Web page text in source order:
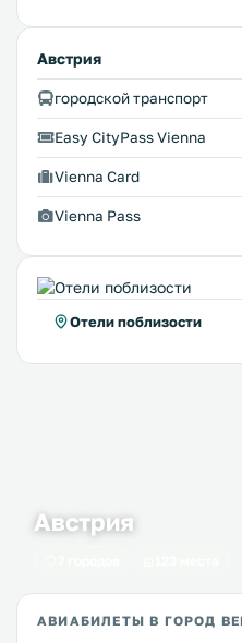
Австрия
городской транспорт
Easy CityPass Vienna
Vienna Card
Vienna Pass
Отели поблизости
Австрия
АВИАБИЛЕТЫ В ГОРОД